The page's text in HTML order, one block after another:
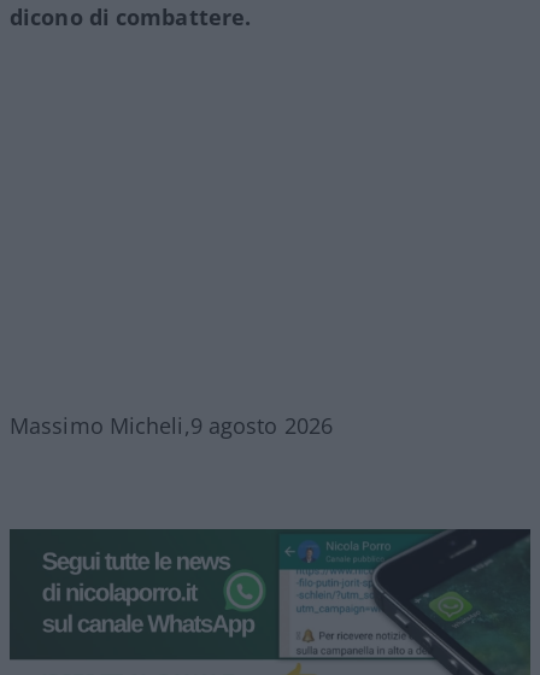
dicono di combattere.
Massimo Micheli,9 agosto 2026